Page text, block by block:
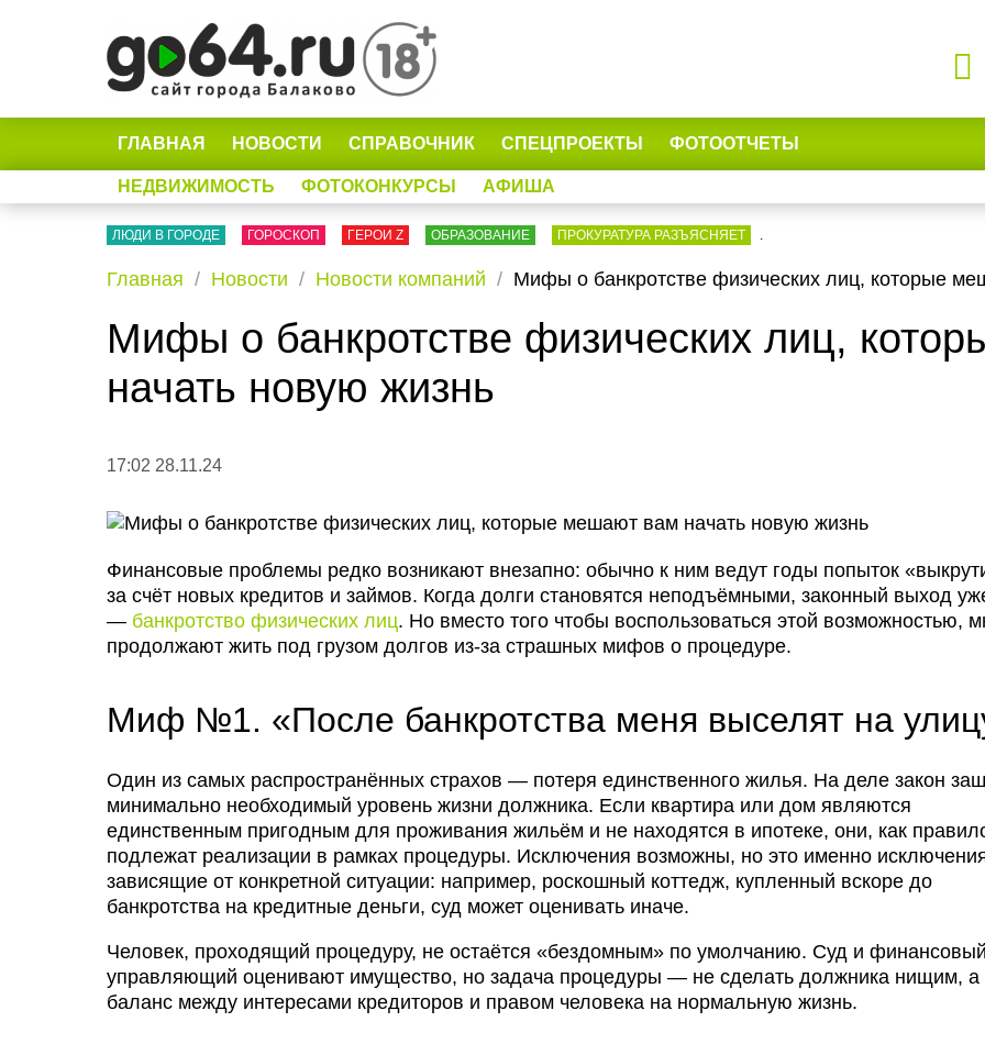
ГЛАВНАЯ НОВОСТИ СПРАВОЧНИК СПЕЦПРОЕКТЫ ФОТООТЧЕТЫ
НЕДВИЖИМОСТЬ ФОТОКОНКУРСЫ АФИША
ЛЮДИ В ГОРОДЕ ГОРОСКОП ГЕРОИ Z ОБРАЗОВАНИЕ ПРОКУРАТУРА РАЗЪЯСНЯЕТ .
Главная Новости Новости компаний Мифы о банкротстве физических лиц, которые
Мифы о банкротстве физических лиц,
начать новую жизнь
17:02 28.11.24
Финансовые проблемы редко возникают внезапно: обычно к ним ведут годы попыток
за счёт новых кредитов и займов. Когда долги становятся неподъёмными, законный выход
— банкротство физических лиц. Но вместо того чтобы воспользоваться этой возможностью,
продолжают жить под грузом долгов из-за страшных мифов о процедуре.
Миф №1. «После банкротства меня выселят на
Один из самых распространённых страхов — потеря единственного жилья. На деле закон
минимально необходимый уровень жизни должника. Если квартира или дом являются
единственным пригодным для проживания жильём и не находятся в ипотеке, они, как
подлежат реализации в рамках процедуры. Исключения возможны, но это именно
зависящие от конкретной ситуации: например, роскошный коттедж, купленный вскоре до
банкротства на кредитные деньги, суд может оценивать иначе.
Человек, проходящий процедуру, не остаётся «бездомным» по умолчанию. Суд и финансовый
управляющий оценивают имущество, но задача процедуры — не сделать должника нищим, а
баланс между интересами кредиторов и правом человека на нормальную жизнь.